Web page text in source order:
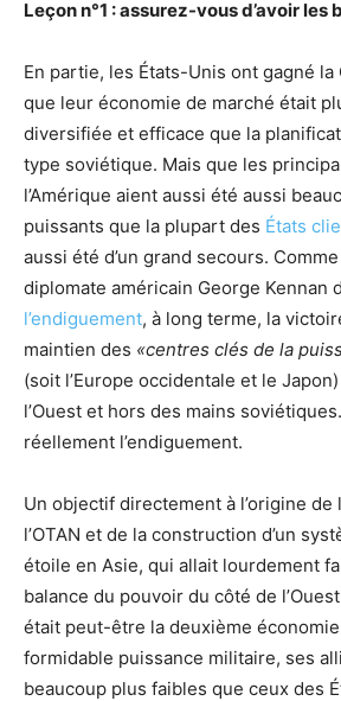
Leçon n°1 : assurez-vous d’avoir les
En partie, les États-Unis ont gagné
que leur économie de marché était
diversifiée et efficace que la
type soviétique. Mais que les
l’Amérique aient aussi été aussi
puissants que la plupart des États
aussi été d’un grand secours.
diplomate américain George Kennan
l’endiguement, à long terme, la
maintien des «centres clés de la
(soit l’Europe occidentale et le
l’Ouest et hors des mains
réellement l’endiguement.
Un objectif directement à l’origine de
l’OTAN et de la construction d’un
étoile en Asie, qui allait lourdement
balance du pouvoir du côté de
était peut-être la deuxième
formidable puissance militaire, ses
beaucoup plus faibles que ceux des